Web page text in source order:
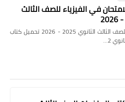
في الفيزياء للصف الثالث
تحميل كتاب الامتحان في الفيزياء للصف الثالث الثانوي 2025 - 2026 تحميل كتاب
2…